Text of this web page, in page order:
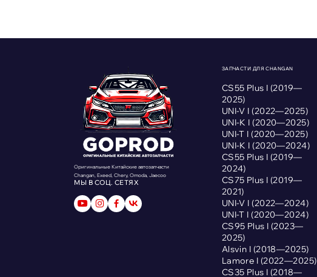
Оригинальные Китайские автозапчасти
Changan, Exeed, Chery, Omoda, Jaecoo
МЫ В СОЦ. СЕТЯХ
ЗАПЧАСТИ ДЛЯ CHANGAN
CS55 Plus I (2019—
2025)
UNI-V I (2022—2025)
UNI-K I (2020—2025)
UNI-T I (2020—2025)
UNI-K I (2020—2024)
CS55 Plus I (2019—
2024)
CS75 Plus I (2019—
2021)
UNI-V I (2022—2024)
UNI-T I (2020—2024)
CS95 Plus I (2023—
2025)
Alsvin I (2018—2025)
Lamore I (2022—2025)
CS35 Plus I (2018—